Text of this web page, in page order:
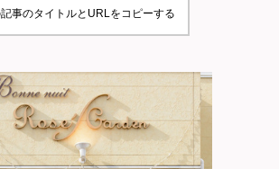
事のタイトルとURLをコピーする